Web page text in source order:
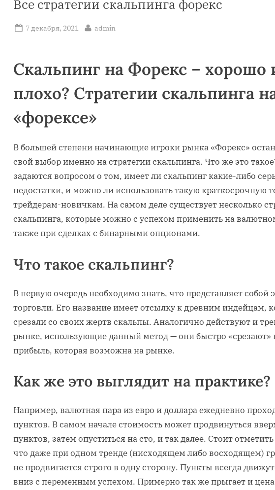
Все стратегии скальпинга форекс
Posted
7 декабря, 2021 By
admin
Скальпинг на Форекс – хорошо
плохо? Стратегии скальпинга
«форексе»
В большей степени начинающие игроки рынка «Форекс»
свой выбор именно на стратегии скальпинга. Что же это
задаются вопросом о том, имеет ли скальпинг какие-либо
недостатки, и можно ли использовать такую краткосрочную
трейдерам-новичкам. На самом деле существует несколько
скальпинга, которые можно с успехом применить на
также при сделках с бинарными опционами.
Что такое скальпинг?
В первую очередь необходимо знать, что представляет собой
торговли. Его название имеет отсылку к древним индейцам,
срезали со своих жертв скальпы. Аналогично действуют и
рынке, использующие данный метод — они быстро «срезают»
прибыль, которая возможна на рынке.
Как же это выглядит на практике?
Например, валютная пара из евро и доллара ежедневно
пунктов. В самом начале стоимость может продвинуться
пунктов, затем опуститься на сто, и так далее. Стоит
что даже при одном тренде (нисходящем либо восходящем)
не продвигается строго в одну сторону. Пункты всегда
вниз с переменным успехом. Примерно так же прыгает и